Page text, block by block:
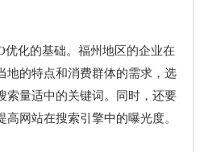
优化的基础。福州地区的企业在
地的特点和消费群体的需求，选
索量适中的关键词。同时，还要
网站在搜索引擎中的曝光度。